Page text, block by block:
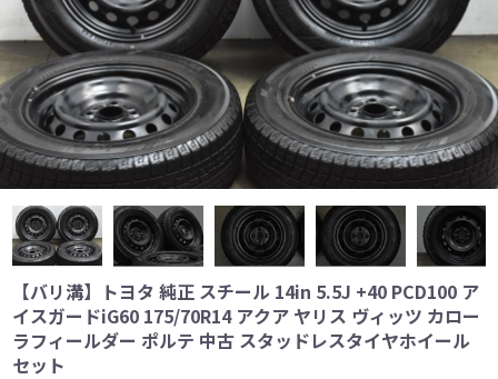
【バリ溝】トヨタ 純正 スチール 14in 5.5J +40 PCD100 ア
イスガードiG60 175/70R14 アクア ヤリス ヴィッツ カロー
ラフィールダー ポルテ 中古 スタッドレスタイヤホイール
セット